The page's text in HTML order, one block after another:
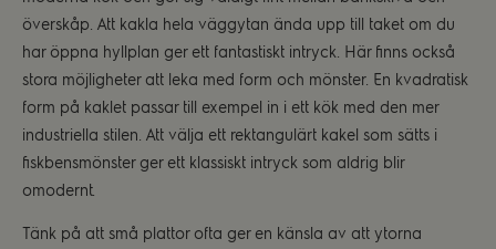
överskåp. Att kakla hela väggytan ända upp till taket om du
har öppna hyllplan ger ett fantastiskt intryck. Här finns också
stora möjligheter att leka med form och mönster. En kvadratisk
form på kaklet passar till exempel in i ett kök med den mer
industriella stilen. Att välja ett rektangulärt kakel som sätts i
fiskbensmönster ger ett klassiskt intryck som aldrig blir
omodernt.
Tänk på att små plattor ofta ger en känsla av att ytorna